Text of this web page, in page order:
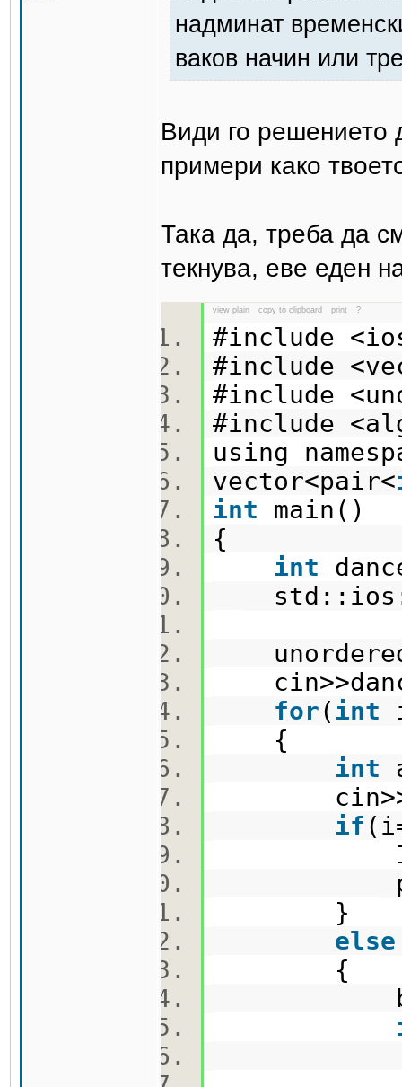
надминат
ваков начин или
Види го решението
примери како
Така да, треба да
текнува, еве еден
view plain copy to clipboard print ?
#include
#include
#include
#include
using
vector<pair<
int main()
{
int
for( int
{
int
if
}
else
{
bool